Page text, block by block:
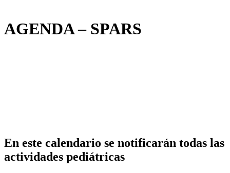
AGENDA – SPARS
En este calendario se notificarán todas las
actividades pediátricas